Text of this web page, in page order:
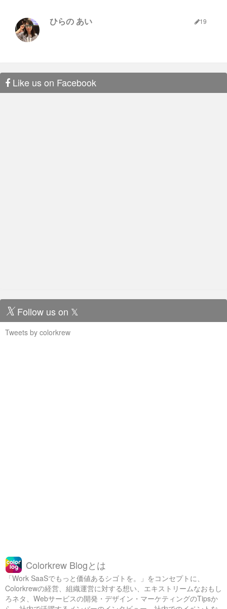
ひらの あい 19
Like us on Facebook
Follow us on 𝕏
Tweets by colorkrew
Colorkrew Blogとは
「Work SaaSでもっと価値あるシゴトを。」をコンセプトに、
Colorkrewの経営、組織運営に対する想い、エキストリームなおもし
ろネタ、Webサービスの開発・デザイン・マーケティングのTipsか